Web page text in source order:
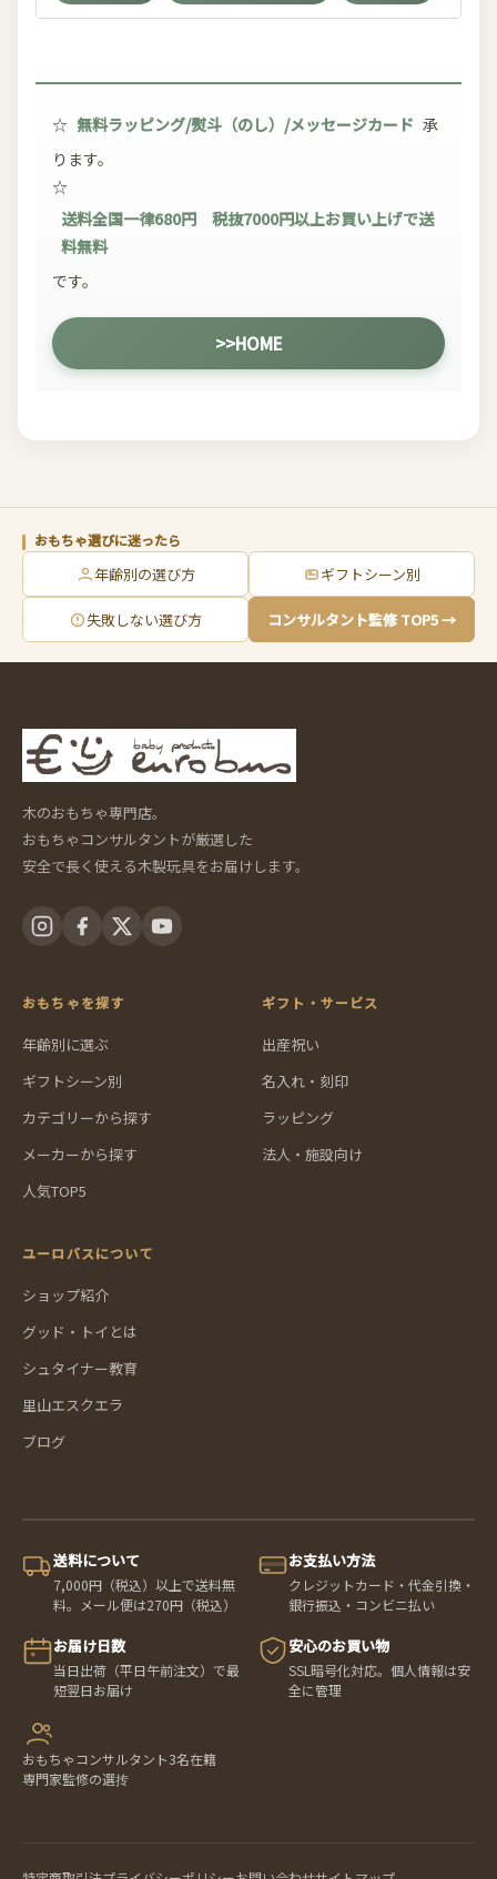
☆ 無料ラッピング/熨斗（のし）/メッセージカード 承
ります。
☆
送料全国一律680円 税抜7000円以上お買い上げで送
料無料
です。
>>HOME
おもちゃ選びに迷ったら
年齢別の選び方 ギフトシーン別
失敗しない選び方 コンサルタント監修 TOP5 →
木のおもちゃ専門店。
おもちゃコンサルタントが厳選した
安全で長く使える木製玩具をお届けします。
おもちゃを探す
年齢別に選ぶ
ギフトシーン別
カテゴリーから探す
メーカーから探す
人気TOP5
ギフト・サービス
出産祝い
名入れ・刻印
ラッピング
法人・施設向け
ユーロバスについて
ショップ紹介
グッド・トイとは
シュタイナー教育
里山エスクエラ
ブログ
送料について
7,000円（税込）以上で送料無
料。メール便は270円（税込）
お支払い方法
クレジットカード・代金引換・
銀行振込・コンビニ払い
お届け日数
当日出荷（平日午前注文）で最
短翌日お届け
安心のお買い物
SSL暗号化対応。個人情報は安
全に管理
おもちゃコンサルタント3名在籍
専門家監修の選抟